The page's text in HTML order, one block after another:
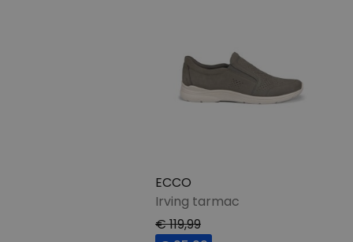
ECCO
Irving tarmac
€ 119,99